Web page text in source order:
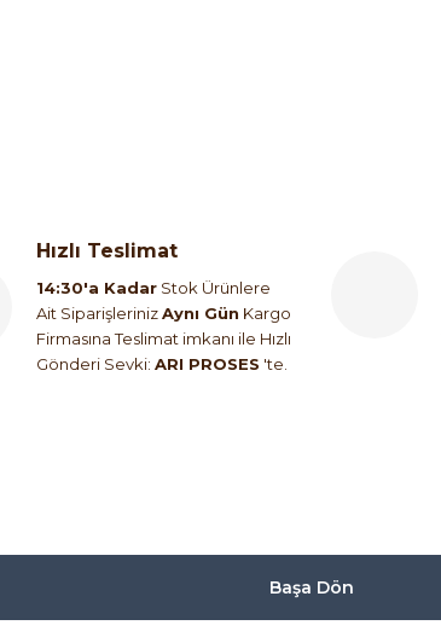
Hızlı Teslimat
14:30'a Kadar Stok Ürünlere
Ait SiparişlerinizAynı Gün Kargo
Firmasına Teslimat imkanı ile Hızlı
Gönderi Sevki: ARI PROSES 'te.
Başa Dön